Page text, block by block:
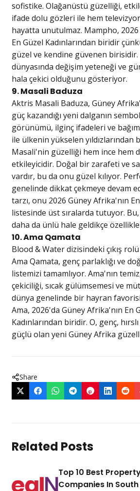
sofistike. Olağanüstü güzelliği,
ifade dolu gözleri ile hem
hayatta unutulmaz. Mampho, 2026
En Güzel Kadınlarından biridir
güzel ve kendine güvenen birisidir.
dünyasında değişim yeteneği ve
hala çekici olduğunu gösteriyor.
9. Masali Baduza
Aktris Masali Baduza, Güney
güç kazandığı yeni dalganın
görünümü, ilginç ifadeleri ve
ile ülkenin yükselen yıldızlarından
Masali'nin güzelliği hem ince hem
etkileyicidir. Doğal bir zarafeti ve
vardır, bu da onu güzel kılıyor.
genelinde dikkat çekmeye devam
tarzı, onu 2026 Güney Afrika'nın En
listesinde üst sıralarda tutuyor. Bu,
daha da ünlü hale geldikçe
10. Ama Qamata
Blood & Water dizisindeki çıkış
Ama Qamata, genç parlaklığı ve
listemizi tamamlıyor. Ama'nın
çekiciliği, sıcak gülümsemesi ve
dünya genelinde bir hayran
Ama, 2026'da Güney Afrika'nın En
Kadınlarından biridir. O, genç,
güçlü olan yeni Güney Afrika
Share
Related Posts
Top 10 Best
Companies In